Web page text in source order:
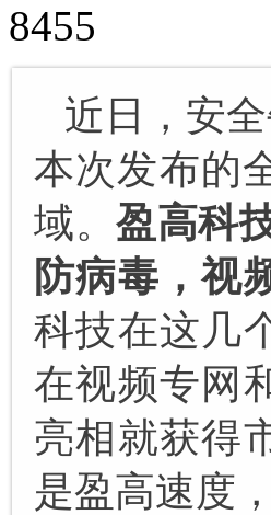
8455
近日，安
本次发布的
域。盈高科
防病毒，视
科技在这几
在视频专网
亮相就获得
是盈高速度